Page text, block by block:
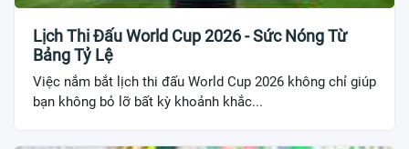
Lịch Thi Đấu World Cup 2026 - Sức Nóng Từ
Bảng Tỷ Lệ
Việc nắm bắt lịch thi đấu World Cup 2026 không chỉ giúp
bạn không bỏ lỡ bất kỳ khoảnh khắc...